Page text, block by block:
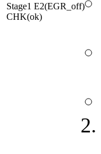
Stage1 E2(EGR_off)
CHK(ok)